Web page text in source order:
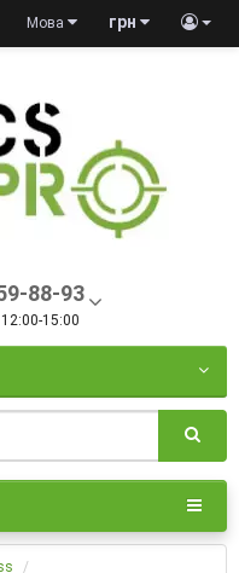
грн
Мова
88-93
15:00